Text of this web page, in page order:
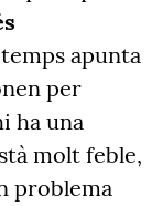
apunta
per
ha una
molt feble,
problema